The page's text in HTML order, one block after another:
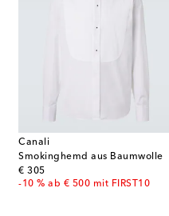
Canali
Smokinghemd aus Baumwolle
€ 305
original price
-10 % ab € 500 mit FIRST10